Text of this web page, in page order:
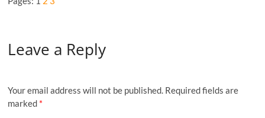
Leave a Reply
Your email address will not be published. Required fields are
marked *